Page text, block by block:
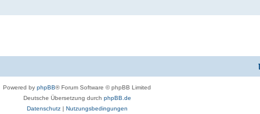
Powered by phpBB® Forum Software © phpBB Limited
Deutsche Übersetzung durch phpBB.de
Datenschutz| Nutzungsbedingungen